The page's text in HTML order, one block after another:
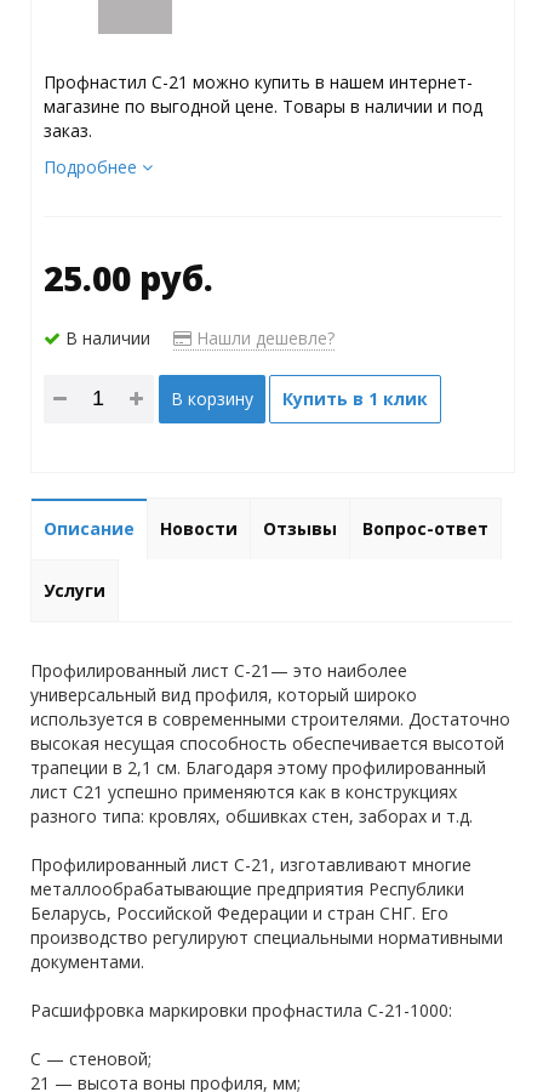
Профнастил С-21 можно купить в нашем интернет-
магазине по выгодной цене. Товары в наличии и под
заказ.
Подробнее
25.00 руб.
В наличии Нашли дешевле?
В корзину Купить в 1 клик
Описание Новости Отзывы Вопрос-ответ
Услуги
Профилированный лист С-21— это наиболее
универсальный вид профиля, который широко
используется в современными строителями. Достаточно
высокая несущая способность обеспечивается высотой
трапеции в 2,1 см. Благодаря этому профилированный
лист С21 успешно применяются как в конструкциях
разного типа: кровлях, обшивках стен, заборах и т.д.
Профилированный лист С-21, изготавливают многие
металлообрабатывающие предприятия Республики
Беларусь, Российской Федерации и стран СНГ. Его
производство регулируют специальными нормативными
документами.
Расшифровка маркировки профнастила С-21-1000:
С — стеновой;
21 — высота воны профиля, мм;